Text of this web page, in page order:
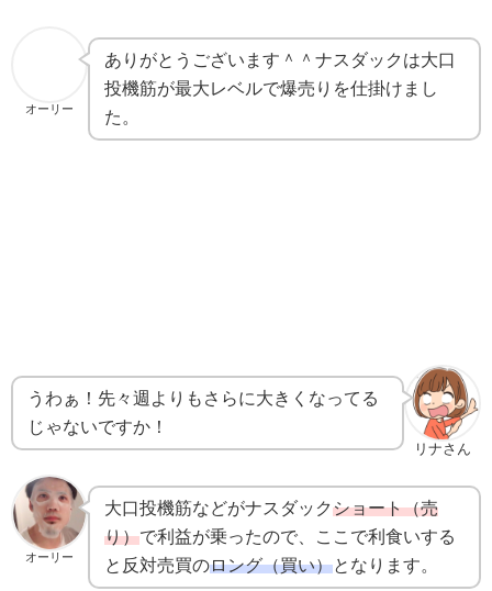
オーリー
ありがとうございます＾＾ナスダックは大口
投機筋が最大レベルで爆売りを仕掛けまし
た。
リナさん
うわぁ！先々週よりもさらに大きくなってる
じゃないですか！
オーリー
大口投機筋などがナスダックショート（売
り）で利益が乗ったので、ここで利食いする
と反対売買のロング（買い）となります。